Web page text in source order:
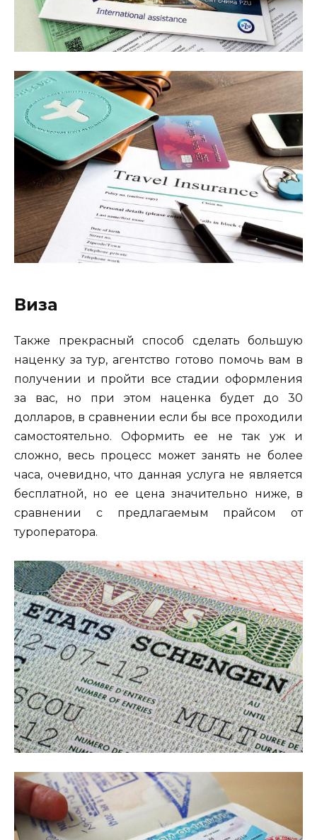
Виза
Также прекрасный способ сделать большую
наценку за тур, агентство готово помочь вам в
получении и пройти все стадии оформления
за вас, но при этом наценка будет до 30
долларов, в сравнении если бы все проходили
самостоятельно. Оформить ее не так уж и
сложно, весь процесс может занять не более
часа, очевидно, что данная услуга не является
бесплатной, но ее цена значительно ниже, в
сравнении с предлагаемым прайсом от
туроператора.